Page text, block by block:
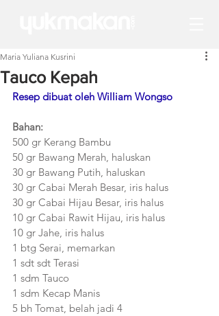
Tauco Kepah
Maria Yuliana Kusrini
Resep dibuat oleh William Wongso
Bahan:
500 gr Kerang Bambu
50 gr Bawang Merah, haluskan
30 gr Bawang Putih, haluskan
30 gr Cabai Merah Besar, iris halus
30 gr Cabai Hijau Besar, iris halus
10 gr Cabai Rawit Hijau, iris halus
10 gr Jahe, iris halus
1 btg Serai, memarkan
1 sdt sdt Terasi
1 sdm Tauco
1 sdm Kecap Manis
5 bh Tomat, belah jadi 4